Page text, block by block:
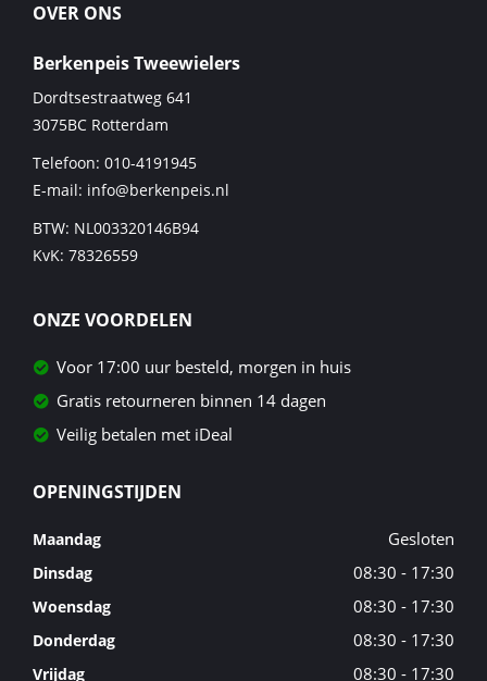
OVER ONS
Berkenpeis Tweewielers
Dordtsestraatweg 641
3075BC Rotterdam
Telefoon: 010-4191945
E-mail: info@berkenpeis.nl
BTW: NL003320146B94
KvK: 78326559
ONZE VOORDELEN
Voor 17:00 uur besteld, morgen in huis
Gratis retourneren binnen 14 dagen
Veilig betalen met iDeal
OPENINGSTIJDEN
Maandag Gesloten
Dinsdag 08:30 - 17:30
Woensdag 08:30 - 17:30
Donderdag 08:30 - 17:30
Vrijdag 08:30 - 17:30